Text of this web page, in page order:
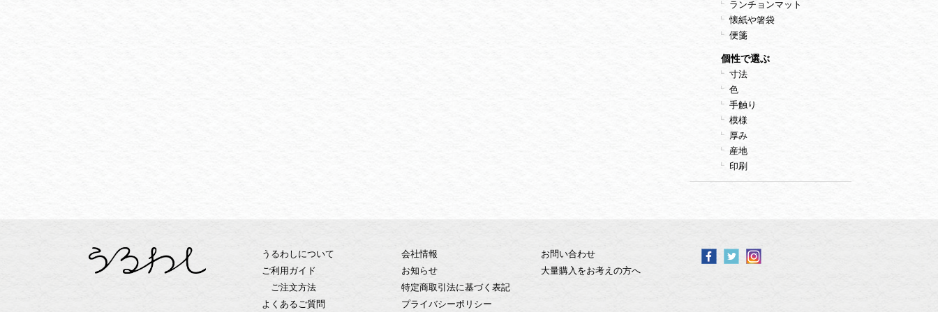
ランチョンマット
懐紙や箸袋
便箋
個性で選ぶ
寸法
色
手触り
模様
厚み
産地
印刷
うるわしについて
ご利用ガイド
ご注文方法
よくあるご質問
会社情報
お知らせ
特定商取引法に基づく表記
プライバシーポリシー
お問い合わせ
大量購入をお考えの方へ